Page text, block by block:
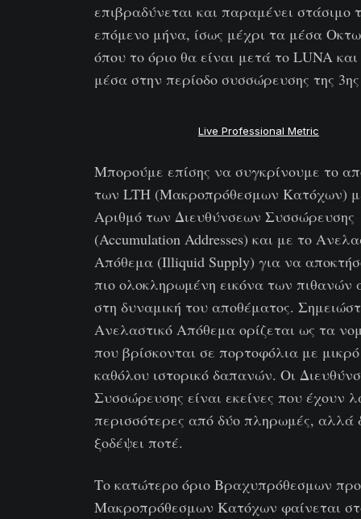
επιβραδύνεται και παραμένει στάσιμο
επόμενο μήνα, ίσως μέχρι τα μέσα
όπου το όριο θα είναι μετά το LUNA
μέσα στην περίοδο συσσώρευσης της
Live Professional Metric
Μπορούμε επίσης να συγκρίνουμε το
των LTH (Μακροπρόθεσμων Κατόχων)
Αριθμό των Διευθύνσεων Συσσώρευσης
(Accumulation Addresses) και με το
Απόθεμα (Illiquid Supply) για να
πιο ολοκληρωμένη εικόνα των
στη δυναμική του αποθέματος.
Ανελαστικό Απόθεμα ορίζεται ως τα
που βρίσκονται σε πορτοφόλια με
καθόλου ιστορικό δαπανών. Οι
Συσσώρευσης είναι εκείνες που έχουν
περισσότερες από δύο πληρωμές, αλλά
ξοδέψει ποτέ.
Το κατώτερο όριο Βραχυπρόθεσμων
Μακροπρόθεσμων Κατόχων φαίνεται